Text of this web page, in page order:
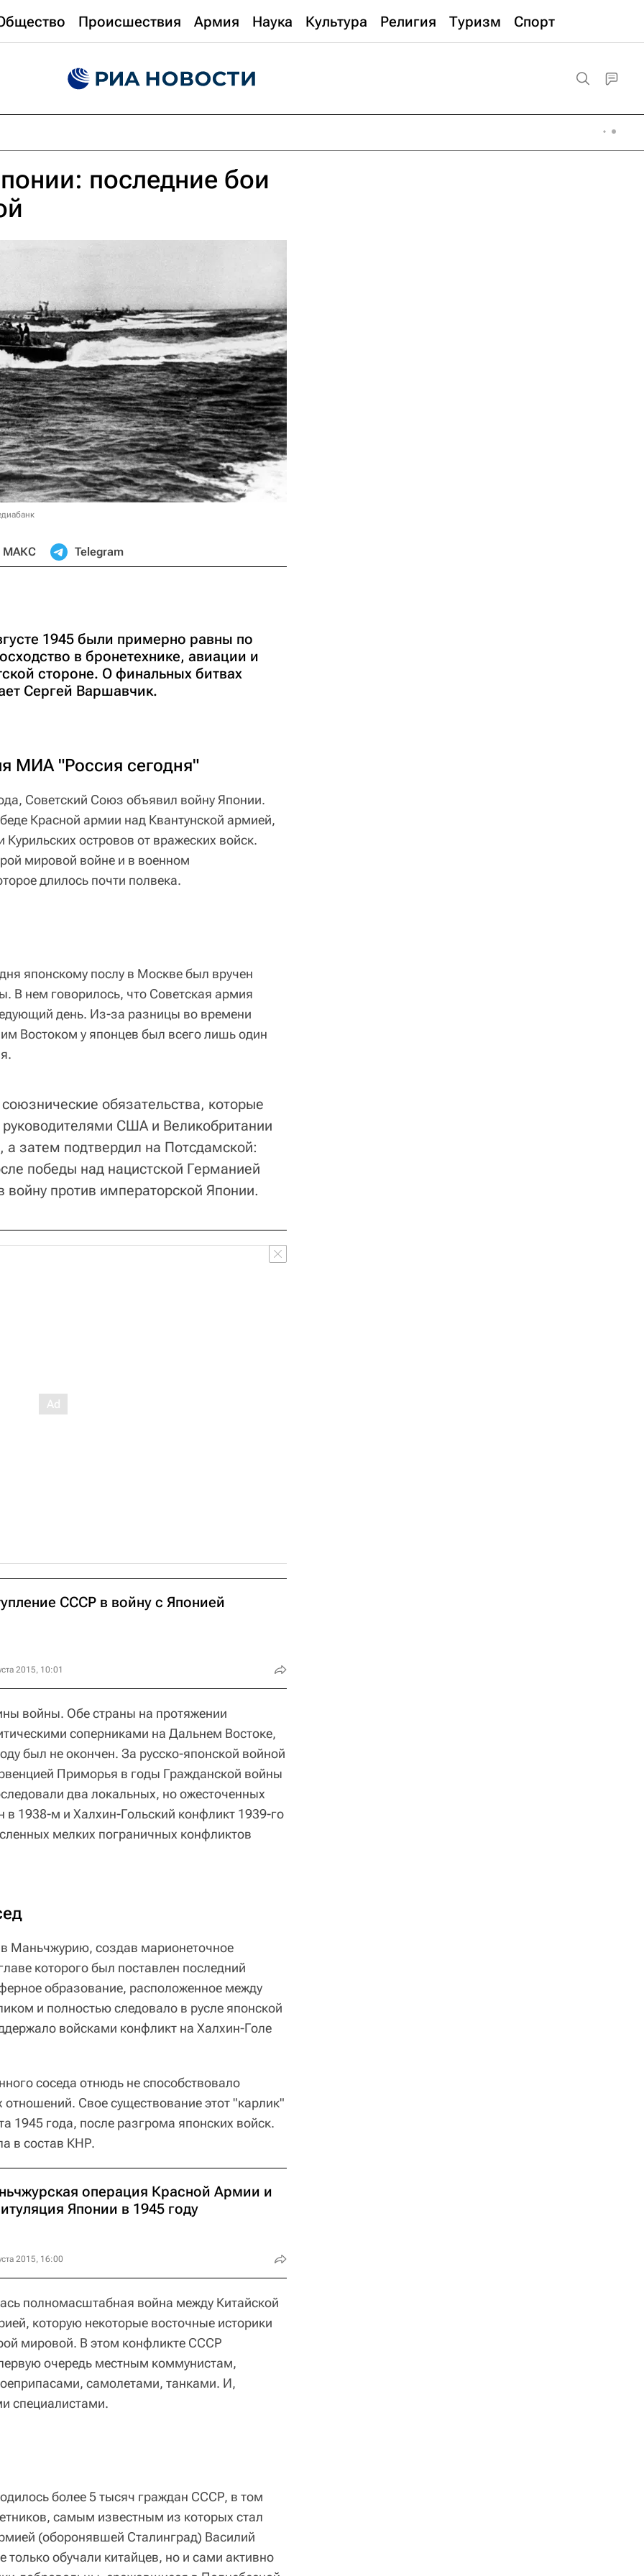
Происшествия Армия Наука Культура Религия Туризм Спорт
последние бои
МАКС Telegram
1945 были примерно равны по
в бронетехнике, авиации и
стороне. О финальных битвах
Сергей Варшавчик.
МИА "Россия сегодня"
Советский Союз объявил войну Японии.
Красной армии над Квантунской армией,
островов от вражеских войск.
мировой войне и в военном
длилось почти полвека.
японскому послу в Москве был вручен
В нем говорилось, что Советская армия
день. Из-за разницы во времени
Востоком у японцев был всего лишь один
обязательства, которые
США и Великобритании
а затем подтвердил на Потсдамской:
победы над нацистской Германией
войну против императорской Японии.
СССР в войну с Японией
2015, 10:01
войны. Обе страны на протяжении
соперниками на Дальнем Востоке,
был не окончен. За русско-японской войной
Приморья в годы Гражданской войны
два локальных, но ожесточенных
в 1938-м и Халхин-Гольский конфликт 1939-го
мелких пограничных конфликтов
в Маньчжурию, создав марионеточное
которого был поставлен последний
образование, расположенное между
и полностью следовало в русле японской
войсками конфликт на Халхин-Голе
соседа отнюдь не способствовало
Свое существование этот "карлик"
1945 года, после разгрома японских войск.
в состав КНР.
операция Красной Армии и
Японии в 1945 году
2015, 16:00
полномасштабная война между Китайской
которую некоторые восточные историки
мировой. В этом конфликте СССР
очередь местным коммунистам,
самолетами, танками. И,
специалистами.
более 5 тысяч граждан СССР, в том
самым известным из которых стал
(оборонявшей Сталинград) Василий
только обучали китайцев, но и сами активно